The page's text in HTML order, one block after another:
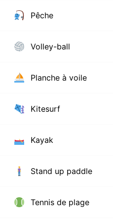
Pêche
Volley-ball
Planche à voile
Kitesurf
Kayak
Stand up paddle
Tennis de plage